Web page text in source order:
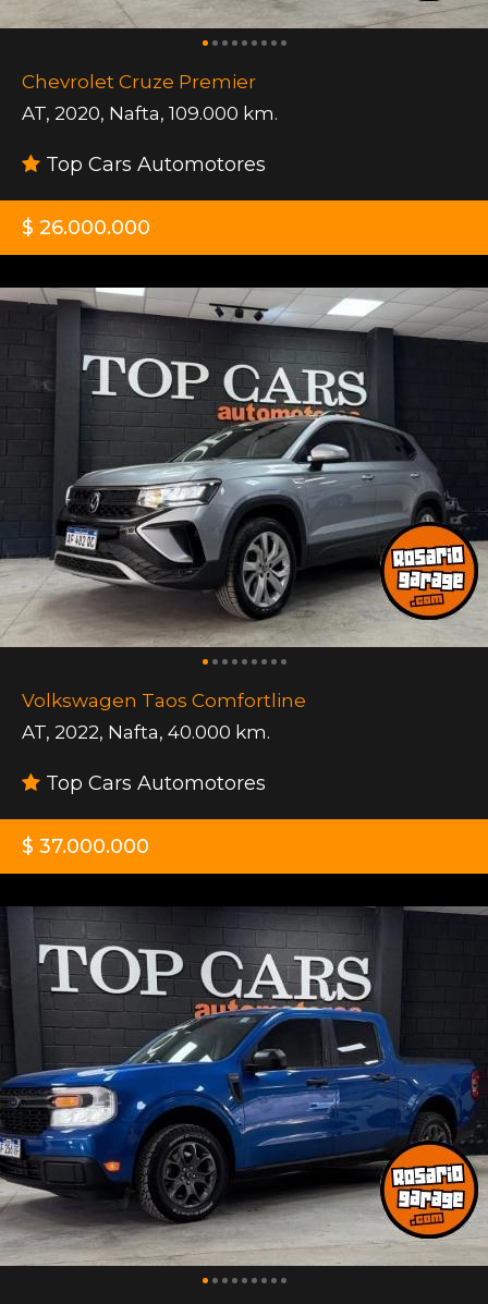
Chevrolet Cruze Premier
AT, 2020, Nafta, 109.000 km.
Top Cars Automotores
$ 26.000.000
Volkswagen Taos Comfortline
AT, 2022, Nafta, 40.000 km.
Top Cars Automotores
$ 37.000.000